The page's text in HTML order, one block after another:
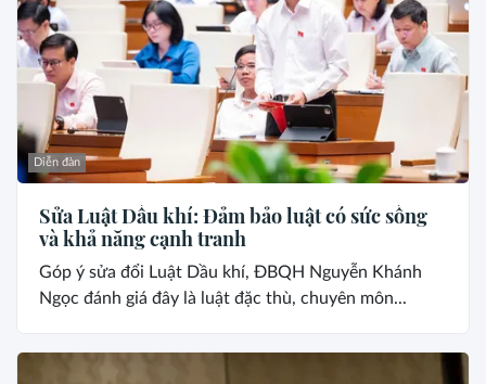
Diễn đàn
Sửa Luật Dầu khí: Đảm bảo luật có sức sống
và khả năng cạnh tranh
Góp ý sửa đổi Luật Dầu khí, ĐBQH Nguyễn Khánh
Ngọc đánh giá đây là luật đặc thù, chuyên môn...